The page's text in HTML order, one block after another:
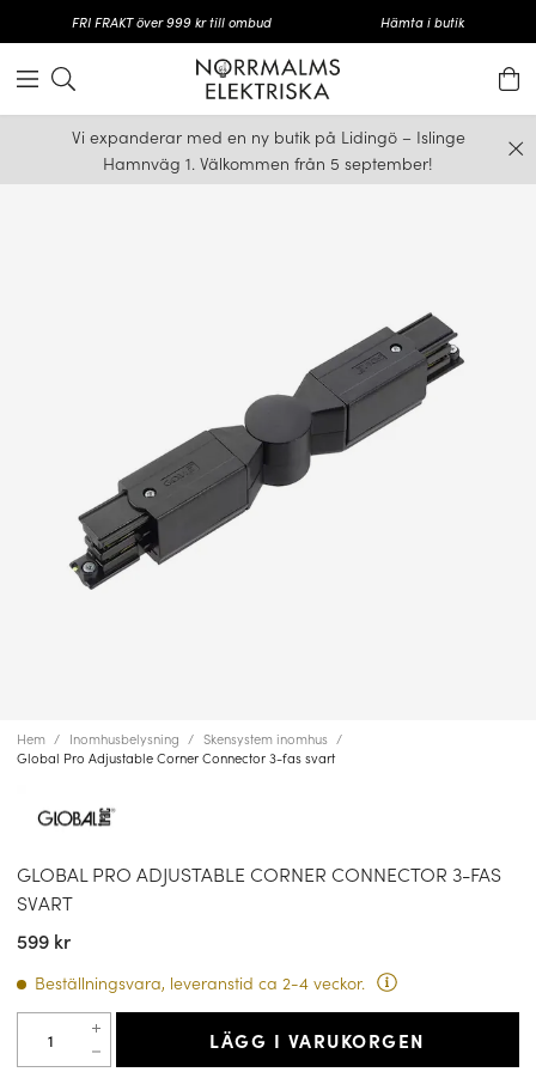
FRI FRAKT över 999 kr till ombud Hämta i butik
Vi expanderar med en ny butik på Lidingö – Islinge
Hamnväg 1. Välkommen från 5 september!
Hem Inomhusbelysning
Skensystem inomhus
Global Pro Adjustable Corner Connector 3-fas svart
GLOBAL PRO ADJUSTABLE CORNER CONNECTOR 3-FAS
SVART
599 kr
Beställningsvara, leveranstid ca 2-4 veckor.
LÄGG I VARUKORGEN